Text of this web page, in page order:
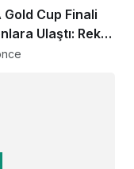
Gold Cup Finali
Ulaştı: Rekor
ESPN ve Global